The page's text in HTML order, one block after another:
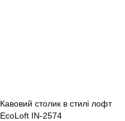
Кавовий столик в стилі лофт
EcoLoft IN-2574